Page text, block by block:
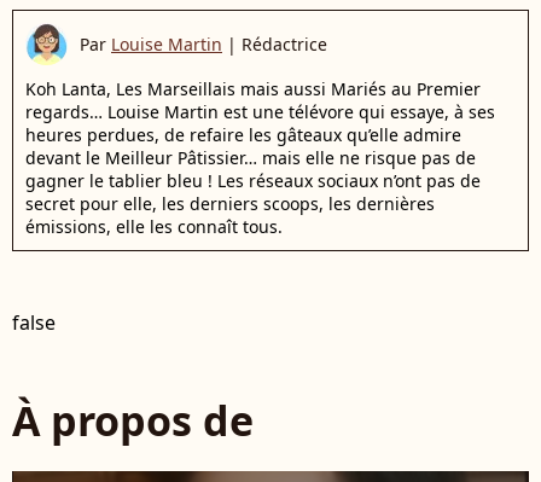
Par Louise Martin | Rédactrice
Koh Lanta, Les Marseillais mais aussi Mariés au Premier
regards… Louise Martin est une télévore qui essaye, à ses
heures perdues, de refaire les gâteaux qu’elle admire
devant le Meilleur Pâtissier… mais elle ne risque pas de
gagner le tablier bleu ! Les réseaux sociaux n’ont pas de
secret pour elle, les derniers scoops, les dernières
émissions, elle les connaît tous.
false
À propos de